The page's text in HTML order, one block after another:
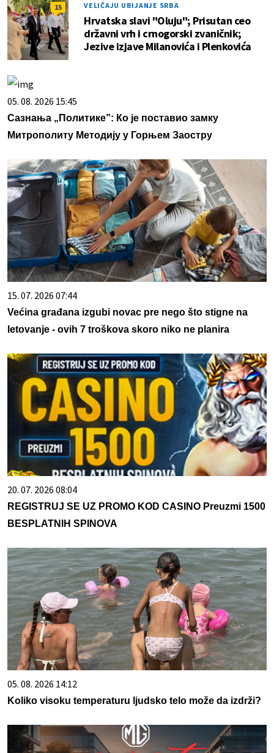
15 VELIČAJU UBIJANJE SRBA
Hrvatska slavi "Oluju"; Prisutan ceo
državni vrh i crnogorski zvaničnik;
Jezive izjave Milanovića i Plenkovića
05. 08. 2026 15:45
Сазнања „Политике”: Ко је поставио замку
Митрополиту Методију у Горњем Заостру
15. 07. 2026 07:44
Većina građana izgubi novac pre nego što stigne na
letovanje - ovih 7 troškova skoro niko ne planira
20. 07. 2026 08:04
REGISTRUJ SE UZ PROMO KOD CASINO Preuzmi 1500
BESPLATNIH SPINOVA
05. 08. 2026 14:12
Koliko visoku temperaturu ljudsko telo može da izdrži?